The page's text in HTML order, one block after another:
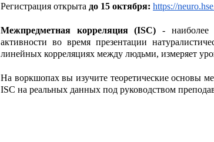
Регистрация открыта до 15 октября: https://
Межпредметная корреляция (ISC) - наиболее
активности во время презентации
линейных корреляциях между людьми, измеряет
На воркшопах вы изучите теоретические основы
ISC на реальных данных под руководством